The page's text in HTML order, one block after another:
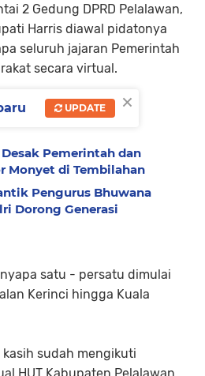
2 Gedung DPRD Pelalawan,
Harris diawal pidatonya
seluruh jajaran Pemerintah
secara virtual.
Pemerintah dan
Monyet di Tembilahan
Pengurus Bhuwana
Dorong Generasi
satu - persatu dimulai
Kerinci hingga Kuala
sudah mengikuti
HUT Kabupaten Pelalawan
×
UPDATE